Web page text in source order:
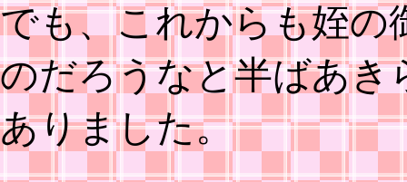
でも、これからも姪の
のだろうなと半ばあき
ありました。